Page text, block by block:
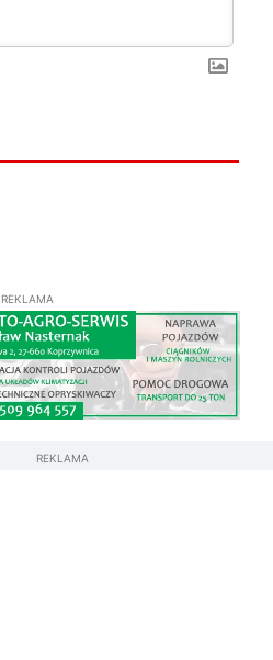
REKLAMA
REKLAMA